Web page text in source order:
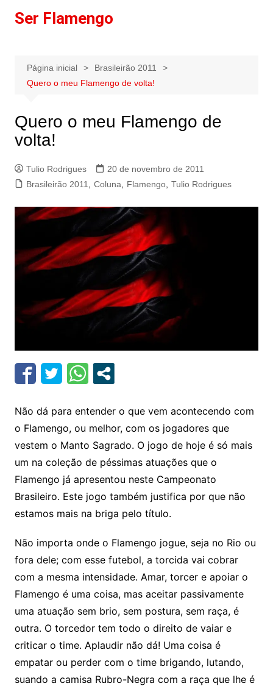
paraSer Flamengo
Página inicial
Brasileirão 2011
Quero o meu Flamengo de volta!
Quero o meu Flamengo de
volta!
Tulio Rodrigues
20 de novembro de 2011
Brasileirão 2011
Coluna Flamengo, Tulio Rodrigues
Não dá para entender o que vem acontecendo com
o Flamengo, ou melhor, com os jogadores que
vestem o Manto Sagrado. O jogo de hoje é só mais
um na coleção de péssimas atuações que o
Flamengo já apresentou neste Campeonato
Brasileiro. Este jogo também justifica por que não
estamos mais na briga pelo título.
Não importa onde o Flamengo jogue, seja no Rio ou
fora dele; com esse futebol, a torcida vai cobrar
com a mesma intensidade. Amar, torcer e apoiar o
Flamengo é uma coisa, mas aceitar passivamente
uma atuação sem brio, sem postura, sem raça, é
outra. O torcedor tem todo o direito de vaiar e
criticar o time. Aplaudir não dá! Uma coisa é
empatar ou perder com o time brigando, lutando,
suando a camisa Rubro-Negra com a raça que lhe é